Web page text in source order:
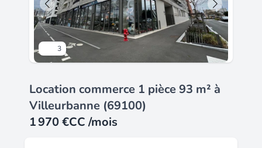
3
Location commerce 1 pièce 93 m² à
Villeurbanne (69100)
1 970 €CC /mois